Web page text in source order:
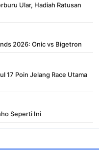
Ular, Hadiah Ratusan
2026: Onic vs Bigetron
17 Poin Jelang Race Utama
Seperti Ini